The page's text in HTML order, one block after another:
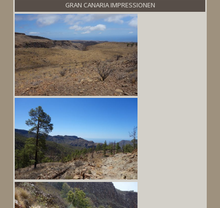
GRAN CANARIA IMPRESSIONEN